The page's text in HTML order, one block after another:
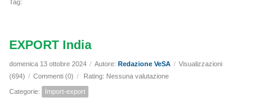
Tag:
EXPORT India
domenica 13 ottobre 2024 / Autore: Redazione VeSA / Visualizzazioni
(694) / Commenti (0) / Rating: Nessuna valutazione
Categorie: Import-export